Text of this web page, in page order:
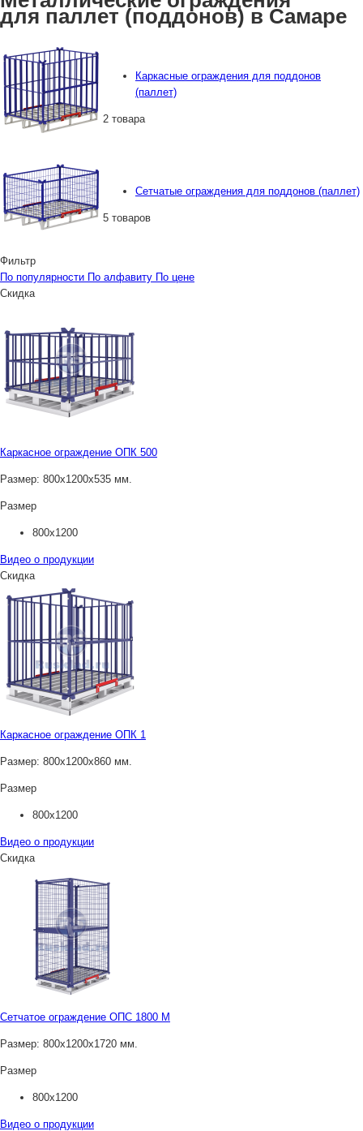
для паллет (поддонов) в Самаре
Каркасные ограждения для поддонов
(паллет)
2 товара
Сетчатые ограждения для поддонов (паллет)
5 товаров
Фильтр
По популярности По алфавиту По цене
Скидка
Каркасное ограждение ОПК 500
Размер: 800х1200х535 мм.
Размер
800х1200
Видео о продукции
Скидка
Каркасное ограждение ОПК 1
Размер: 800х1200х860 мм.
Размер
800х1200
Видео о продукции
Скидка
Сетчатое ограждение ОПС 1800 М
Размер: 800х1200х1720 мм.
Размер
800х1200
Видео о продукции